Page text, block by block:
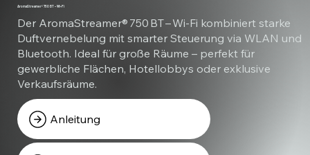
AromaStreamer® 750 BT – Wi-Fi
Der AromaStreamer® 750 BT – Wi‑Fi kombiniert starke
Duftvernebelung mit smarter Steuerung via WLAN und
Bluetooth. Ideal für große Räume – perfekt für
gewerbliche Flächen, Hotellobbys oder exklusive
Verkaufsräume.
Anleitung